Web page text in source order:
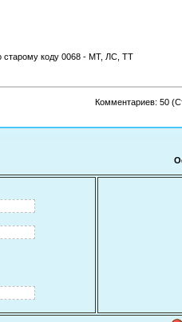
старому коду 0068 - МТ, ЛС, ТТ
Комментариев: 50